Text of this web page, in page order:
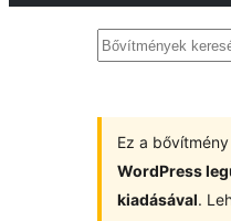
Bővítmények
Ez a bővítmény
WordPress
kiadásával.